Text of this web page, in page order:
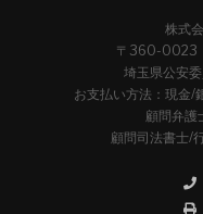
株式
〒360-0023
埼玉県公安
お支払い方法：現金/
顧問弁護
顧問司法書士/